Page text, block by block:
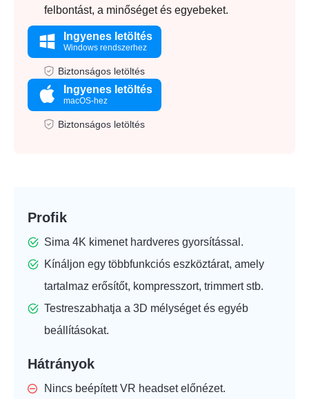
felbontást, a minőséget és egyebeket.
Ingyenes letöltés
Windows rendszerhez
Biztonságos letöltés
Ingyenes letöltés
macOS-hez
Biztonságos letöltés
Profik
Sima 4K kimenet hardveres gyorsítással.
Kínáljon egy többfunkciós eszköztárat, amely
tartalmaz erősítőt, kompresszort, trimmert stb.
Testreszabhatja a 3D mélységet és egyéb
beállításokat.
Hátrányok
Nincs beépített VR headset előnézet.